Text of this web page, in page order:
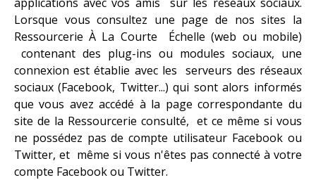
Lorsque vous consultez une page de nos sites la
Ressourcerie À La Courte Échelle (web ou mobile)
contenant des plug-ins ou modules sociaux, une
connexion est établie avec les serveurs des réseaux
sociaux (Facebook, Twitter...) qui sont alors informés
que vous avez accédé à la page correspondante du
site de la Ressourcerie consulté, et ce même si vous
ne possédez pas de compte utilisateur Facebook ou
Twitter, et même si vous n'êtes pas connecté à votre
compte Facebook ou Twitter.